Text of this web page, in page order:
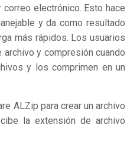
electrónico. Esto hace
y da como resultado
más rápidos. Los usuarios
y compresión cuando
y los comprimen en un
ALZip para crear un archivo
la extensión de archivo